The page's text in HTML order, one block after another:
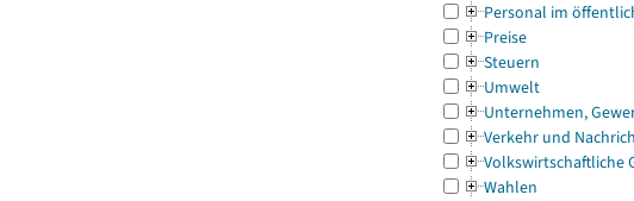
Personal im
Preise
Steuern
Umwelt
Unternehmen,
Verkehr und
Volkswirtschaftliche
Wahlen